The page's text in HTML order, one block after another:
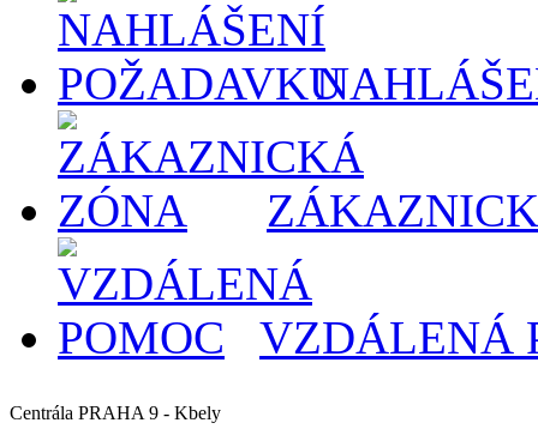
VZDÁLENÁ
Centrála PRAHA 9 - Kbely